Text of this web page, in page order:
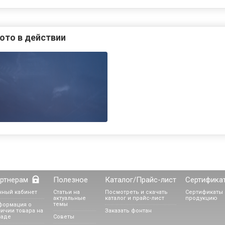
в действии
кабинет
о
товара на
Полезное
Статьи на
актуальные
темы
Советы
Каталог/Прайс-лист
Посмотреть и скачать
каталог и прайс-лист
Заказать фонтан
Сертификаты
продукцию